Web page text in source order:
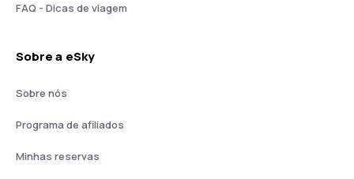
FAQ - Dicas de viagem
Sobre a eSky
Sobre nós
Programa de afiliados
Minhas reservas